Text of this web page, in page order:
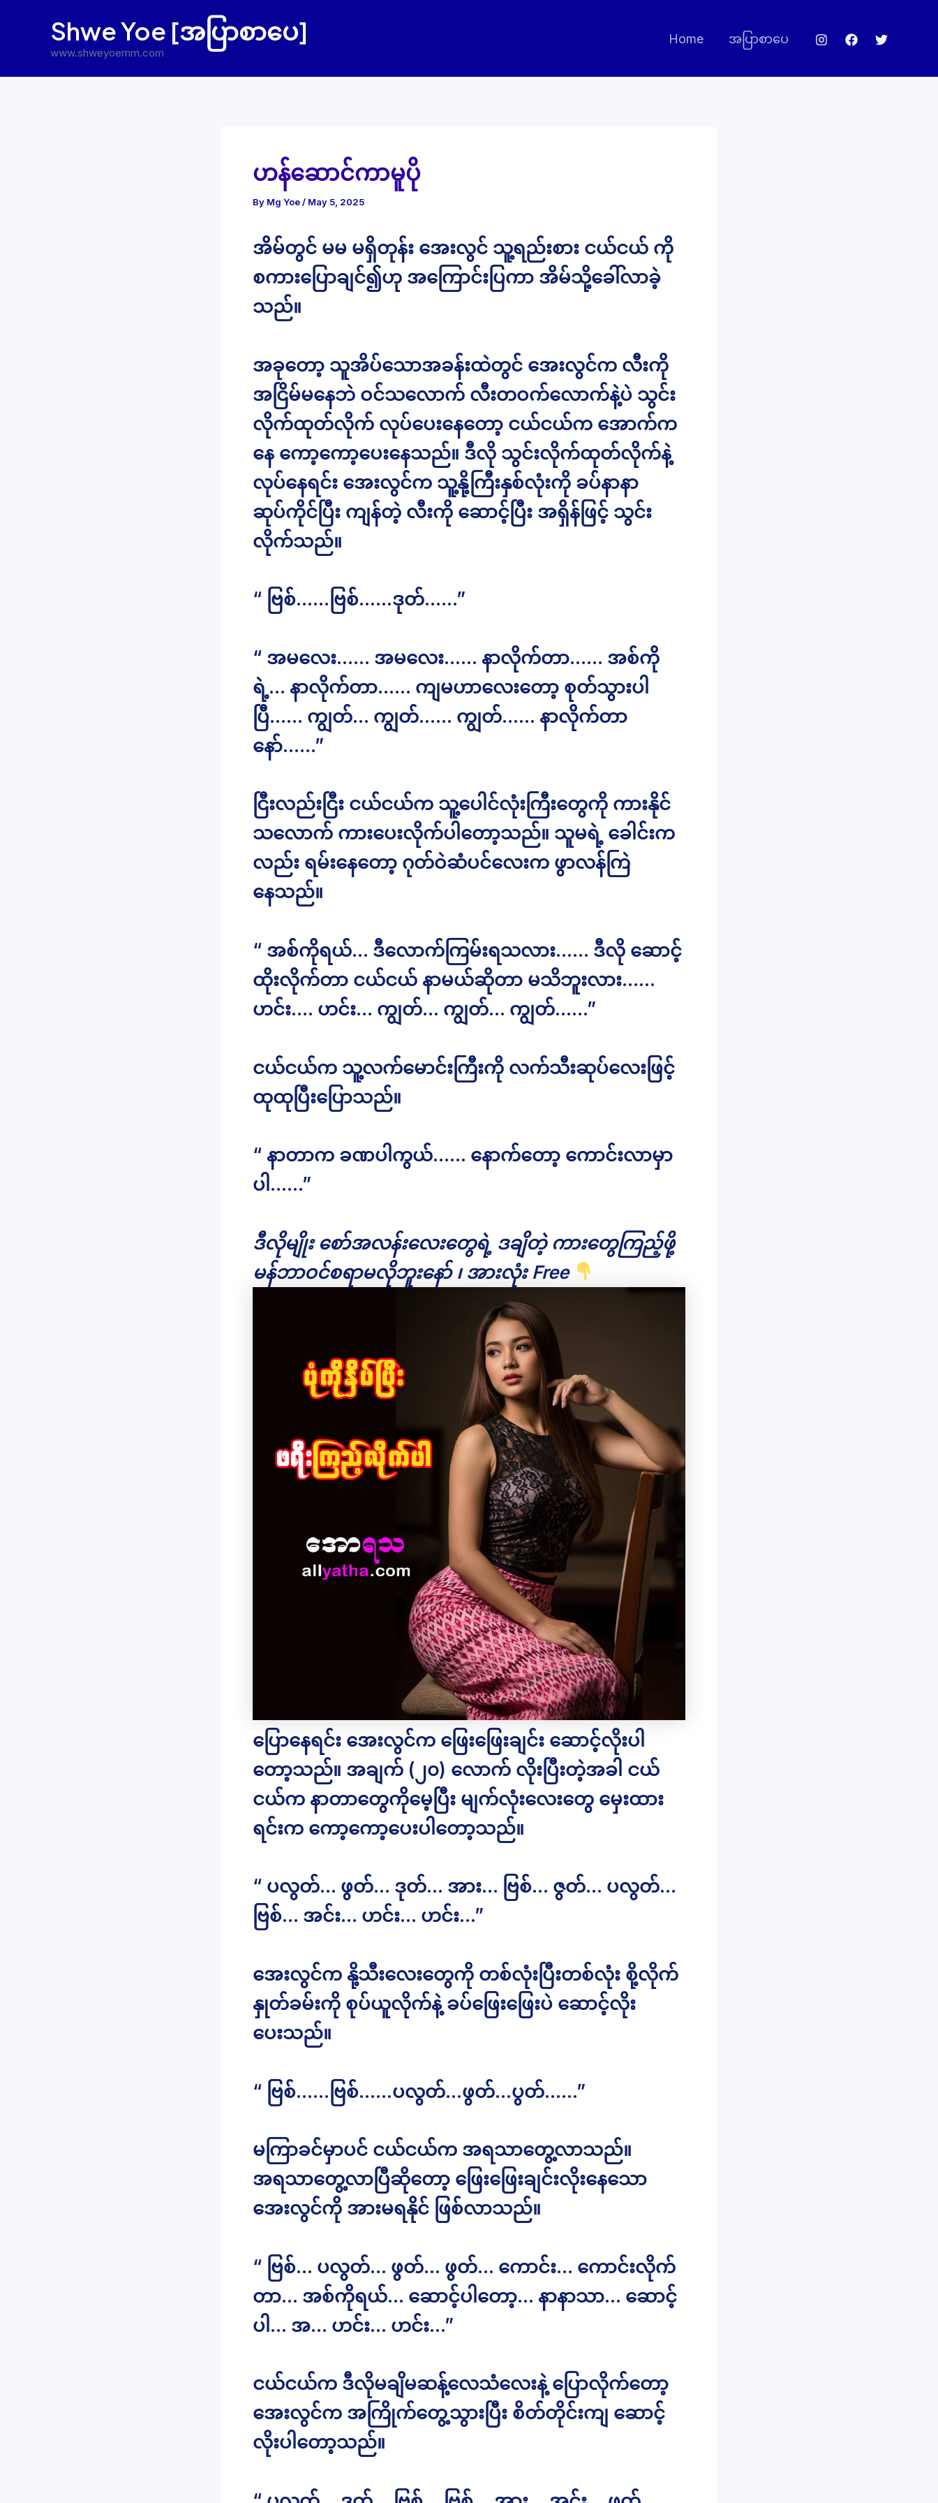
Shwe Yoe [အပြာစာပေ]
www.shweyoemm.com
Home အပြာစာပေ
ဟန်ဆောင်ကာမူပို
By Mg Yoe/ May 5, 2025
အိမ်တွင် မမ မရှိတုန်း အေးလွင် သူ့ရည်းစား ငယ်ငယ် ကို
စကားပြောချင်၍ဟု အကြောင်းပြကာ အိမ်သို့ခေါ်လာခဲ့
သည်။
အခုတော့ သူအိပ်သောအခန်းထဲတွင် အေးလွင်က လီးကို
အငြိမ်မနေဘဲ ဝင်သလောက် လီးတဝက်လောက်နဲ့ပဲ သွင်း
လိုက်ထုတ်လိုက် လုပ်ပေးနေတော့ ငယ်ငယ်က အောက်က
နေ ကော့ကော့ပေးနေသည်။ ဒီလို သွင်းလိုက်ထုတ်လိုက်နဲ့
လုပ်နေရင်း အေးလွင်က သူ့နို့ကြီးနှစ်လုံးကို ခပ်နာနာ
ဆုပ်ကိုင်ပြီး ကျန်တဲ့ လီးကို ဆောင့်ပြီး အရှိန်ဖြင့် သွင်း
လိုက်သည်။
“ ဗြစ်……ဗြစ်……ဒုတ်……”
“ အမလေး…… အမလေး…… နာလိုက်တာ…… အစ်ကို
ရဲ့… နာလိုက်တာ…… ကျမဟာလေးတော့ စုတ်သွားပါ
ပြီ…… ကျွတ်… ကျွတ်…… ကျွတ်…… နာလိုက်တာ
နော်……”
ငြီးလည်းငြီး ငယ်ငယ်က သူ့ပေါင်လုံးကြီးတွေကို ကားနိုင်
သလောက် ကားပေးလိုက်ပါတော့သည်။ သူမရဲ့ ခေါင်းက
လည်း ရမ်းနေတော့ ဂုတ်ဝဲဆံပင်လေးက ဖွာလန်ကြဲ
နေသည်။
“ အစ်ကိုရယ်… ဒီလောက်ကြမ်းရသလား…… ဒီလို ဆောင့်
ထိုးလိုက်တာ ငယ်ငယ် နာမယ်ဆိုတာ မသိဘူးလား……
ဟင်း…. ဟင်း… ကျွတ်… ကျွတ်… ကျွတ်……”
ငယ်ငယ်က သူ့လက်မောင်းကြီးကို လက်သီးဆုပ်လေးဖြင့်
ထုထုပြီးပြောသည်။
“ နာတာက ခဏပါကွယ်…… နောက်တော့ ကောင်းလာမှာ
ပါ……”
ဒီလိုမျိုး စော်အလန်းလေးတွေရဲ့ ဒချိတဲ့ ကားတွေကြည့်ဖို့
မန်ဘာဝင်စရာမလိုဘူးနော် ၊ အားလုံး Free
ပြောနေရင်း အေးလွင်က ဖြေးဖြေးချင်း ဆောင့်လိုးပါ
တော့သည်။ အချက် (၂၀) လောက် လိုးပြီးတဲ့အခါ ငယ်
ငယ်က နာတာတွေကိုမေ့ပြီး မျက်လုံးလေးတွေ မှေးထား
ရင်းက ကော့ကော့ပေးပါတော့သည်။
“ ပလွတ်… ဖွတ်… ဒုတ်… အား… ဗြစ်… ဇွတ်… ပလွတ်…
ဗြစ်… အင်း… ဟင်း… ဟင်း…”
အေးလွင်က နို့သီးလေးတွေကို တစ်လုံးပြီးတစ်လုံး စို့လိုက်
နှုတ်ခမ်းကို စုပ်ယူလိုက်နဲ့ ခပ်ဖြေးဖြေးပဲ ဆောင့်လိုး
ပေးသည်။
“ ဗြစ်……ဗြစ်……ပလွတ်…ဖွတ်…ပွတ်……”
မကြာခင်မှာပင် ငယ်ငယ်က အရသာတွေ့လာသည်။
အရသာတွေ့လာပြီဆိုတော့ ဖြေးဖြေးချင်းလိုးနေသော
အေးလွင်ကို အားမရနိုင် ဖြစ်လာသည်။
“ ဗြစ်… ပလွတ်… ဖွတ်… ဖွတ်… ကောင်း… ကောင်းလိုက်
တာ… အစ်ကိုရယ်… ဆောင့်ပါတော့… နာနာသာ… ဆောင့်
ပါ… အ… ဟင်း… ဟင်း…”
ငယ်ငယ်က ဒီလိုမချိမဆန့်လေသံလေးနဲ့ ပြောလိုက်တော့
အေးလွင်က အကြိုက်တွေ့သွားပြီး စိတ်တိုင်းကျ ဆောင့်
လိုးပါတော့သည်။